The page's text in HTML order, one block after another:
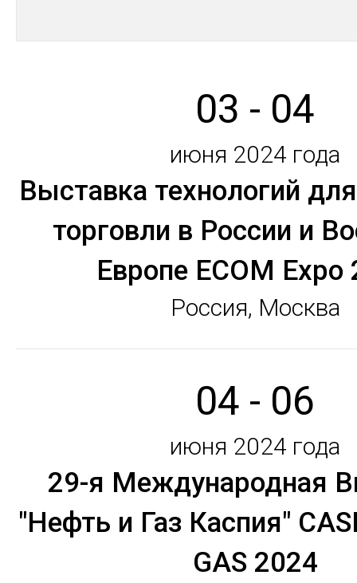
03 - 04
июня 2024 года
Выставка технологий
торговли в России и
Европе ECOM Expo
Россия, Москва
04 - 06
июня 2024 года
29-я Международная
"Нефть и Газ Каспия"
GAS 2024